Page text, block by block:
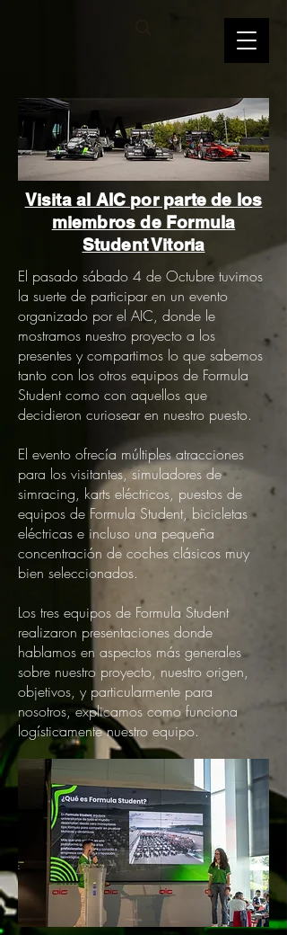
Visita al AIC por parte de los
miembros de Formula
Student Vitoria
El pasado sábado 4 de Octubre tuvimos
la suerte de participar en un evento
organizado por el AIC, donde le
mostramos nuestro proyecto a los
presentes y compartimos lo que sabemos
tanto con los otros equipos de Formula
Student como con aquellos que
decidieron curiosear en nuestro puesto.
El evento ofrecía múltiples atracciones
para los visitantes, simuladores de
simracing, karts eléctricos, puestos de
equipos de Formula Student, bicicletas
eléctricas e incluso una pequeña
concentración de coches clásicos muy
bien seleccionados.
Los tres equipos de Formula Student
realizaron presentaciones donde
hablamos en aspectos más generales
sobre nuestro proyecto, nuestro origen,
objetivos, y particularmente para
nosotros, explicamos como funciona
logísticamente nuestro equipo.